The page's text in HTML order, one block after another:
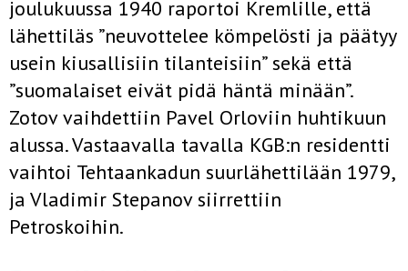
joulukuussa 1940 raportoi Kremlille, että
lähettiläs ”neuvottelee kömpelösti ja päätyy
usein kiusallisiin tilanteisiin” sekä että
”suomalaiset eivät pidä häntä minään”.
Zotov vaihdettiin Pavel Orloviin huhtikuun
alussa. Vastaavalla tavalla KGB:n residentti
vaihtoi Tehtaankadun suurlähettilään 1979,
ja Vladimir Stepanov siirrettiin
Petroskoihin.